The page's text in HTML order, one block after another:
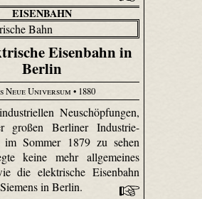
EISENBAHN
Eisenbahn in
Berlin
Neue Universum • 1880
Neuschöpfungen,
großen Berliner Industrie-
im Sommer 1879 zu sehen
keine mehr allgemeines
die elektrische Eisenbahn
in Berlin.